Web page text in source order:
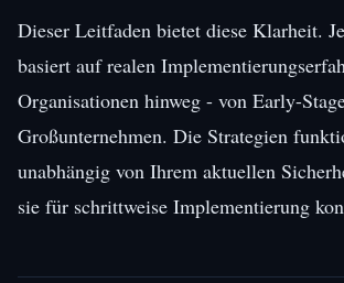
Dieser Leitfaden bietet diese Klarheit.
basiert auf realen
Organisationen hinweg - von Early-
Großunternehmen. Die Strategien
unabhängig von Ihrem aktuellen
sie für schrittweise Implementierung